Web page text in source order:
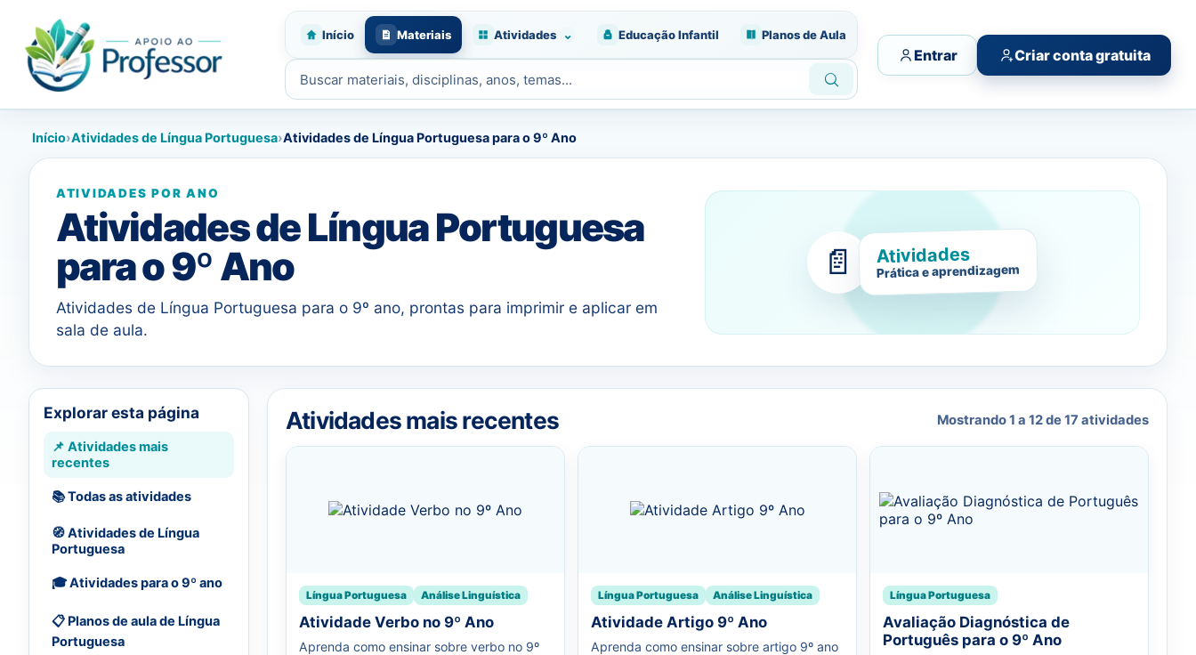
Início Materiais Atividades ⌄ Educação Infantil Planos de Aula
Buscar materiais
Entrar Criar conta gratuita
Início›Atividades de Língua Portuguesa›Atividades de Língua Portuguesa para o 9º Ano
ATIVIDADES POR ANO
Atividades de Língua Portuguesa
para o 9º Ano
Atividades de Língua Portuguesa para o 9º ano, prontas para imprimir e aplicar em
sala de aula.
📄 Atividades
Prática e aprendizagem
Explorar esta página
📌 Atividades mais
recentes
📚 Todas as atividades
🧭 Atividades de Língua
Portuguesa
🎓 Atividades para o 9º ano
📋 Planos de aula de Língua
Portuguesa
Atividades mais recentes Mostrando 1 a 12 de 17 atividades
Língua Portuguesa Análise Linguística
Atividade Verbo no 9º Ano
Aprenda como ensinar sobre verbo no 9º
Língua Portuguesa Análise Linguística
Atividade Artigo 9º Ano
Aprenda como ensinar sobre artigo 9º ano
Língua Portuguesa
Avaliação Diagnóstica de
Português para o 9º Ano